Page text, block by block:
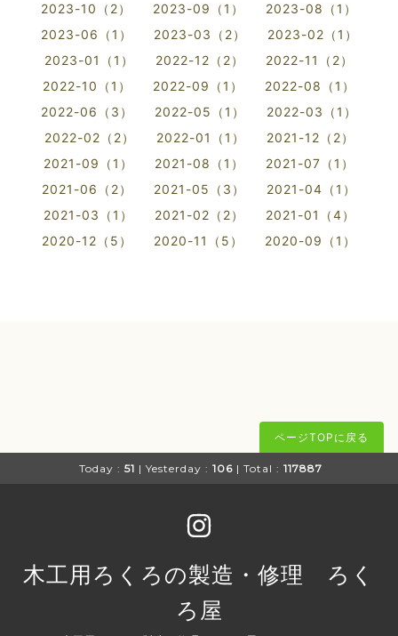
2023-10（2）
2023-09（1）
2023-08（1）
2023-06（1）
2023-03（2）
2023-02（1）
2023-01（1）
2022-12（2）
2022-11（2）
2022-10（1）
2022-09（1）
2022-08（1）
2022-06（3）
2022-05（1）
2022-03（1）
2022-02（2）
2022-01（1）
2021-12（2）
2021-09（1）
2021-08（1）
2021-07（1）
2021-06（2）
2021-05（3）
2021-04（1）
2021-03（1）
2021-02（2）
2021-01（4）
2020-12（5）
2020-11（5） 2020-09（1）
ページTOPに戻る
Today : 51 | Yesterday : 106 | Total : 117887
木工用ろくろの製造・修理 ろく
ろ屋